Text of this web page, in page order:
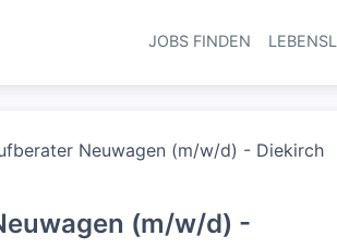
JOBS FINDEN
Neuwagen (m/w/d) - Diekirch
(m/w/d) -